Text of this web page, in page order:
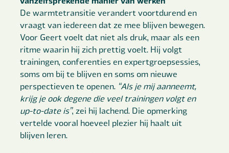
De warmtetransitie verandert voortdurend en
vraagt van iedereen dat ze mee blijven bewegen.
Voor Geert voelt dat niet als druk, maar als een
ritme waarin hij zich prettig voelt. Hij volgt
trainingen, conferenties en expertgroepsessies,
soms om bij te blijven en soms om nieuwe
perspectieven te openen. “Als je mij aanneemt,
krijg je ook degene die veel trainingen volgt en
up-to-date is”, zei hij lachend. Die opmerking
vertelde vooral hoeveel plezier hij haalt uit
blijven leren.